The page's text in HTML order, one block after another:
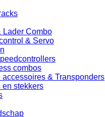
Lader Combo
& Servo
combos
accessoires & Transponders
en stekkers